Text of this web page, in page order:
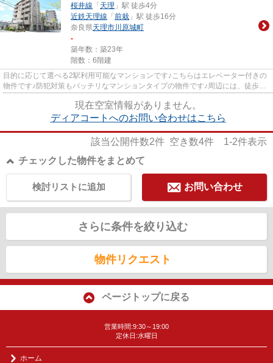
桜井線 「 天理 」駅 徒歩4分
近鉄天理線 「 前栽 」駅 徒歩16分
奈良県天理市川原城町
-
築年数：築23年
階数：6階建
目的に応じて選べる2駅利用可能なマンションです♪こちらはエレベーター付きの
物件です♪防犯対策もバッチリなマンションタイプの物件です♪周辺には、徒歩4
現在空室情報がありません。
ディアコートへのお問い合わせはこちら
該当公開件数2件 空き数4件 1-2件表示
チェックした物件をまとめて
お問い合わせ
検討リストに追加
さらに条件を絞り込む
物件リクエスト
ページトップに戻る
営業時間:9:30～19:00
定休日:水曜日
ホーム